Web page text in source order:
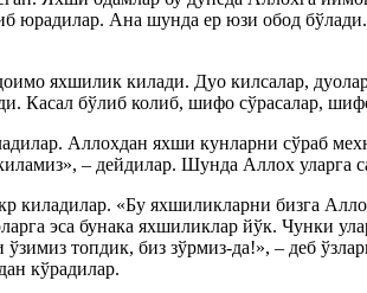
юрадилар. Ана шунда ер юзи обод
яхшилик килади. Дуо килсалар,
Касал бўлиб колиб, шифо сўрасалар,
Аллохдан яхши кунларни сўраб
– дейдилар. Шунда Аллох уларга
киладилар. «Бу яхшиликларни бизга
эса бунака яхшиликлар йўк. Чунки
топдик, биз зўрмиз-да!», – деб
кўрадилар.